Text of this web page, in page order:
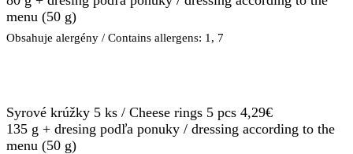
menu (50 g)
Obsahuje alergény / Contains allergens: 1, 7
Syrové krúžky 5 ks / Cheese rings 5 pcs 4,29€
135 g + dresing podľa ponuky / dressing according to the
menu (50 g)